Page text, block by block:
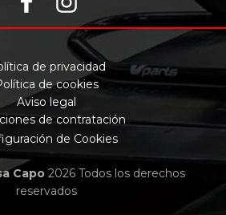
Capo2026 Todos los derechos
reservados
de privacidad
de cookies
Aviso legal
de contratación
de Cookies